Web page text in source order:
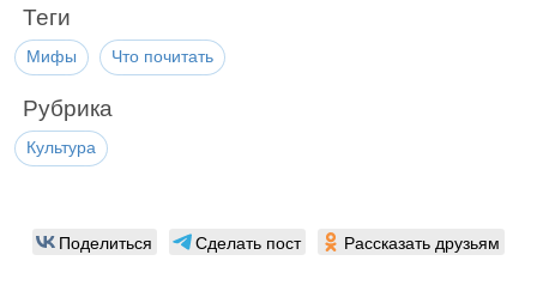
Теги
Мифы Что почитать
Рубрика
Культура
Поделиться Сделать пост Рассказать друзьям